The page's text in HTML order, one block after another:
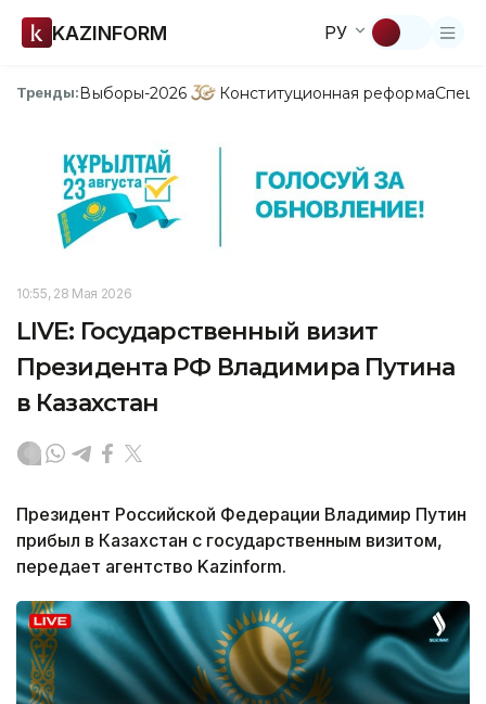
KAZINFORM РУ
Тренды:Выборы-2026 Конституционная реформа
10:55, 28 Мая 2026
LIVE: Государственный визит
Президента РФ Владимира Путина
в Казахстан
Президент Российской Федерации Владимир Путин
прибыл в Казахстан с государственным визитом,
передает агентство Kazinform.